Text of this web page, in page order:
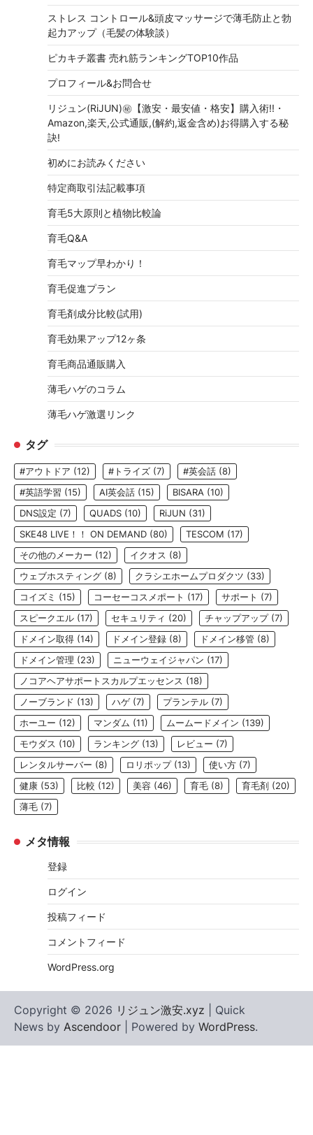
ストレス コントロール&頭皮マッサージで薄毛防止と勃
起力アップ（毛髪の体験談）
ピカキチ叢書 売れ筋ランキングTOP10作品
プロフィール&お問合せ
リジュン(RiJUN)㊙【激安・最安値・格安】購入術!!・
Amazon,楽天,公式通販,(解約,返金含め)お得購入する秘
訣!
初めにお読みください
特定商取引法記載事項
育毛5大原則と植物比較論
育毛Q&A
育毛マップ早わかり！
育毛促進プラン
育毛剤成分比較(試用)
育毛効果アップ12ヶ条
育毛商品通販購入
薄毛ハゲのコラム
薄毛ハゲ激選リンク
タグ
#アウトドア (12) #トライズ (7) #英会話 (8)
#英語学習 (15) AI英会話 (15) BISARA (10)
DNS設定 (7) QUADS (10) RiJUN (31)
SKE48 LIVE！！ ON DEMAND (80) TESCOM (17)
その他のメーカー (12) イクオス (8)
ウェブホスティング (8) クラシエホームプロダクツ (33)
コイズミ (15) コーセーコスメポート (17) サポート (7)
スピークエル (17) セキュリティ (20) チャップアップ(7)
ドメイン取得 (14) ドメイン登録 (8) ドメイン移管 (8)
ドメイン管理 (23) ニューウェイジャパン (17)
ノコアヘアサポートスカルプエッセンス (18)
ノーブランド (13) ハゲ (7) プランテル (7)
ホーユー (12) マンダム (11) ムームードメイン (139)
モウダス (10) ランキング (13) レビュー (7)
レンタルサーバー (8) ロリポップ(13) 使い方 (7)
健康 (53) 比較 (12) 美容 (46) 育毛 (8) 育毛剤 (20)
薄毛 (7)
メタ情報
登録
ログイン
投稿フィード
コメントフィード
WordPress.org
Copyright © 2026 リジュン激安.xyz | Quick
News by Ascendoor | Powered by WordPress.